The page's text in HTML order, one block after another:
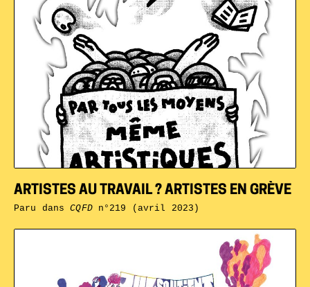
ARTISTES AU TRAVAIL ? ARTISTES EN GRÈVE
Paru dansCQFDn°219 (avril 2023)